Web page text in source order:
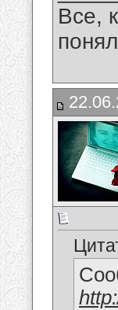
Все,